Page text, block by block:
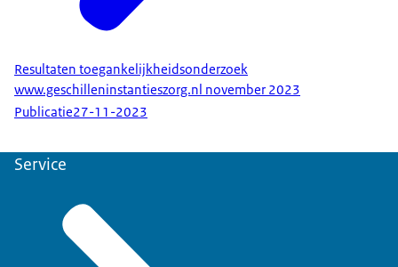
Resultaten toegankelijkheidsonderzoek
www.geschilleninstantieszorg.nl november 2023
Publicatie27-11-2023
Service